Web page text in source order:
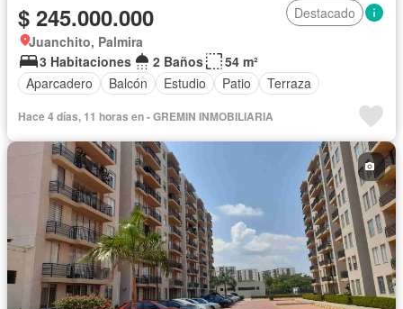
$ 245.000.000
Destacado
Juanchito, Palmira
3 Habitaciones
2 Baños
54 m²
Aparcadero
Balcón Estudio Patio Terraza
Hace 4 días, 11 horas en - GREMIN INMOBILIARIA